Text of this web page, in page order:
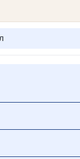
КОРЗИНА